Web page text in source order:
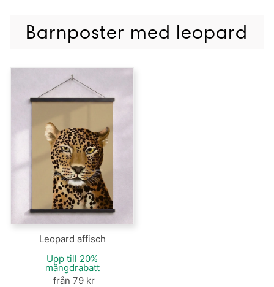
Barnposter med leopard
Leopard affisch
Upp till 20%
mängdrabatt
från 79 kr